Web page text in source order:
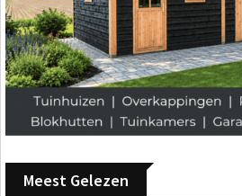
Meest Gelezen